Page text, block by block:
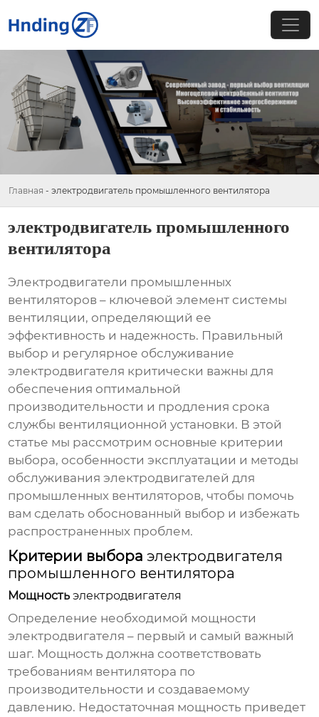
Главная - электродвигатель промышленного вентилятора
электродвигатель промышленного
вентилятора
Электродвигатели промышленных
вентиляторов – ключевой элемент системы
вентиляции, определяющий ее
эффективность и надежность. Правильный
выбор и регулярное обслуживание
электродвигателя критически важны для
обеспечения оптимальной
производительности и продления срока
службы вентиляционной установки. В этой
статье мы рассмотрим основные критерии
выбора, особенности эксплуатации и методы
обслуживанияэлектродвигателей для
промышленных вентиляторов, чтобы помочь
вам сделать обоснованный выбор и избежать
распространенных проблем.
Критерии выбораэлектродвигателя
промышленного вентилятора
Мощностьэлектродвигателя
Определение необходимой мощности
электродвигателя – первый и самый важный
шаг. Мощность должна соответствовать
требованиям вентилятора по
производительности и создаваемому
давлению. Недостаточная мощность приведет